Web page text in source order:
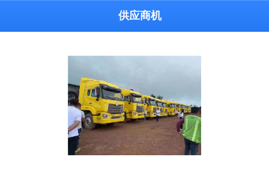
供应商机